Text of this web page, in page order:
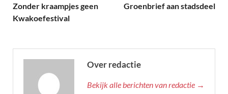
Zonder kraampjes geen
Kwakoefestival
Groenbrief aan stadsdeel
Over redactie
Bekijk alle berichten van redactie →